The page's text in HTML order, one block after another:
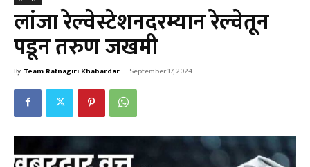
लांजा रेल्वेस्टेशनदरम्यान रेल्वेतून
पडून तरुण जखमी
By Team Ratnagiri Khabardar - September 17, 2024